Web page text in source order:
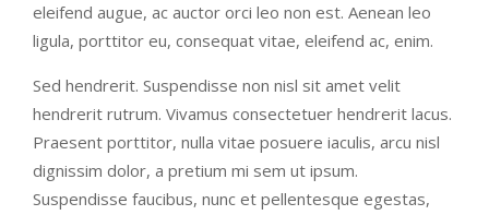
eleifend augue, ac auctor orci leo non est. Aenean leo
ligula, porttitor eu, consequat vitae, eleifend ac, enim.
Sed hendrerit. Suspendisse non nisl sit amet velit
hendrerit rutrum. Vivamus consectetuer hendrerit lacus.
Praesent porttitor, nulla vitae posuere iaculis, arcu nisl
dignissim dolor, a pretium mi sem ut ipsum.
Suspendisse faucibus, nunc et pellentesque egestas,